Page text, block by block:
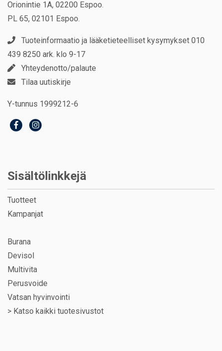
Orionintie 1A, 02200 Espoo.
PL 65, 02101 Espoo.
Tuoteinformaatio ja lääketieteelliset kysymykset 010
439 8250 ark. klo 9-17
Yhteydenotto/palaute
Tilaa uutiskirje
Y-tunnus 1999212-6
Sisältölinkkejä
Tuotteet
Kampanjat
Burana
Devisol
Multivita
Perusvoide
Vatsan hyvinvointi
> Katso kaikki tuotesivustot